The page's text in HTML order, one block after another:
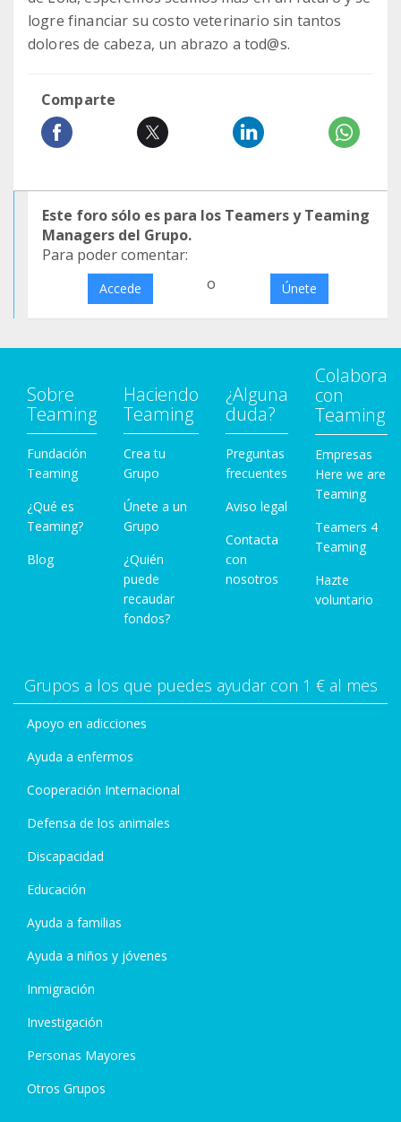
logre financiar su costo veterinario sin tantos
dolores de cabeza, un abrazo a tod@s.
Comparte
Este foro sólo es para los Teamers y Teaming
Managers del Grupo.
Para poder comentar:
Accede o Únete
Sobre
Teaming
Fundación
Teaming
¿Qué es
Teaming?
Blog
Haciendo
Teaming
Crea tu
Grupo
Únete a un
Grupo
¿Quién
puede
recaudar
fondos?
¿Alguna
duda?
Preguntas
frecuentes
Aviso legal
Contacta
con
nosotros
Colabora
con
Teaming
Empresas
Here we are
Teaming
Teamers 4
Teaming
Hazte
voluntario
Grupos a los que puedes ayudar con 1 € al mes
Apoyo en adicciones
Ayuda a enfermos
Cooperación Internacional
Defensa de los animales
Discapacidad
Educación
Ayuda a familias
Ayuda a niños y jóvenes
Inmigración
Investigación
Personas Mayores
Otros Grupos